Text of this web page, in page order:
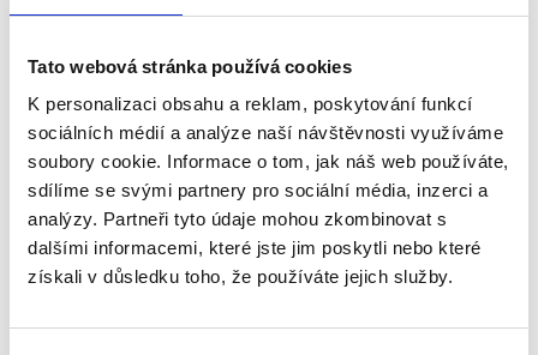
Tato webová stránka používá cookies
K personalizaci obsahu a reklam, poskytování funkcí
sociálních médií a analýze naší návštěvnosti využíváme
soubory cookie. Informace o tom, jak náš web používáte,
sdílíme se svými partnery pro sociální média, inzerci a
analýzy. Partneři tyto údaje mohou zkombinovat s
dalšími informacemi, které jste jim poskytli nebo které
získali v důsledku toho, že používáte jejich služby.
-
Pracovní stanice, která motivuje k omezení sedavého
způsobu práce a usnadňuje změnu pozice.
Patentovaná technologie umožňuje rychlou
a jednoduchou regulace výšky - disponuje 22 různými
nastavitelnými výškami, takže můžete pracovat v poloze,